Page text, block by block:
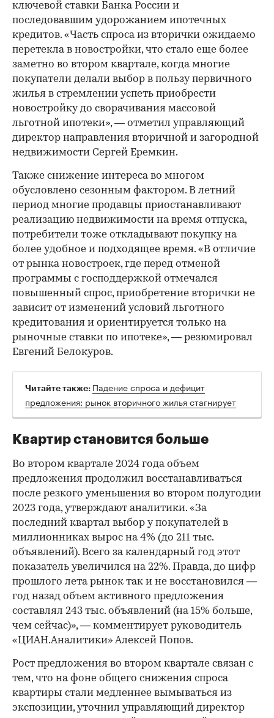
ключевой ставки Банка России и
последовавшим удорожанием ипотечных
кредитов. «Часть спроса из вторички ожидаемо
перетекла в новостройки, что стало еще более
заметно во втором квартале, когда многие
покупатели делали выбор в пользу первичного
жилья в стремлении успеть приобрести
новостройку до сворачивания массовой
льготной ипотеки», — отметил управляющий
директор направления вторичной и загородной
недвижимости Сергей Еремкин.
Также снижение интереса во многом
обусловлено сезонным фактором. В летний
период многие продавцы приостанавливают
реализацию недвижимости на время отпуска,
потребители тоже откладывают покупку на
более удобное и подходящее время. «В отличие
от рынка новостроек, где перед отменой
программы с господдержкой отмечался
повышенный спрос, приобретение вторички не
зависит от изменений условий льготного
кредитования и ориентируется только на
рыночные ставки по ипотеке», — резюмировал
Евгений Белокуров.
Читайте также: Падение спроса и дефицит
предложения: рынок вторичного жилья стагнирует
Квартир становится больше
Во втором квартале 2024 года объем
предложения продолжил восстанавливаться
после резкого уменьшения во втором полугодии
2023 года, утверждают аналитики. «За
последний квартал выбор у покупателей в
миллионниках вырос на 4% (до 211 тыс.
объявлений). Всего за календарный год этот
показатель увеличился на 22%. Правда, до цифр
прошлого лета рынок так и не восстановился —
год назад объем активного предложения
составлял 243 тыс. объявлений (на 15% больше,
чем сейчас)», — комментирует руководитель
«ЦИАН.Аналитики» Алексей Попов.
Рост предложения во втором квартале связан с
тем, что на фоне общего снижения спроса
квартиры стали медленнее вымываться из
экспозиции, уточнил управляющий директор